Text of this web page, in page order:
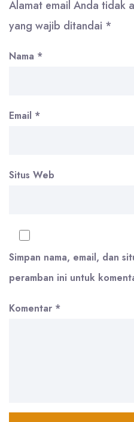
Alamat email Anda tidak
yang wajib ditandai *
Nama *
Email *
Situs Web
Simpan nama, email, dan
peramban ini untuk
Komentar *